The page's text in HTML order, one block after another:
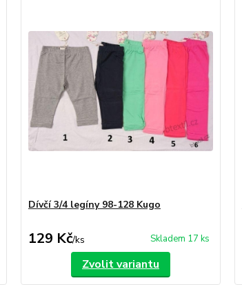
Dívčí 3/4 legíny 98-128 Kugo
129 Kč/ks Skladem 17 ks
Zvolit variantu